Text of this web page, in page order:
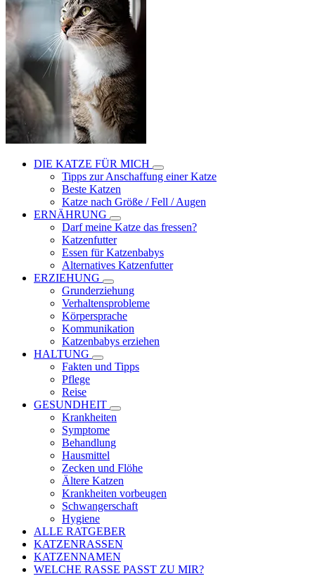
DIE KATZE FÜR MICH
Tipps zur Anschaffung einer Katze
Beste Katzen
Katze nach Größe / Fell / Augen
ERNÄHRUNG
Darf meine Katze das fressen?
Katzenfutter
Essen für Katzenbabys
Alternatives Katzenfutter
ERZIEHUNG
Grunderziehung
Verhaltensprobleme
Körpersprache
Kommunikation
Katzenbabys erziehen
HALTUNG
Fakten und Tipps
Pflege
Reise
GESUNDHEIT
Krankheiten
Symptome
Behandlung
Hausmittel
Zecken und Flöhe
Ältere Katzen
Krankheiten vorbeugen
Schwangerschaft
Hygiene
ALLE RATGEBER
KATZENRASSEN
KATZENNAMEN
WELCHE RASSE PASST ZU MIR?